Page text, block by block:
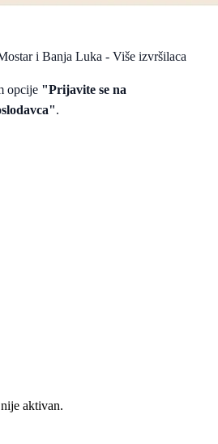
i Banja Luka - Više izvršilaca
opcije "Prijavite se na
.
aktivan.